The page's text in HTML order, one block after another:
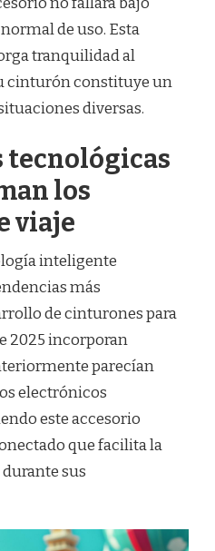
de uso. Esta
tranquilidad al
cinturón constituye un
diversas.
tecnológicas
los
viaje
inteligente
más
de cinturones para
2025 incorporan
parecían
electrónicos
este accesorio
que facilita la
sus